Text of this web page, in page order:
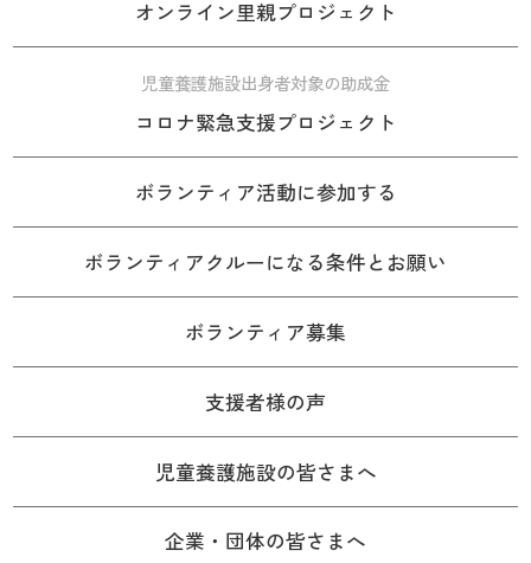
オンライン里親プロジェクト
児童養護施設出身者対象の助成金
コロナ緊急支援プロジェクト
ボランティア活動に参加する
ボランティアクルーになる条件とお願い
ボランティア募集
支援者様の声
児童養護施設の皆さまへ
企業・団体の皆さまへ